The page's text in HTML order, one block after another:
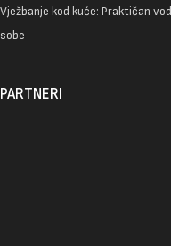
Vježbanje kod kuće: Praktičan
sobe
PARTNERI